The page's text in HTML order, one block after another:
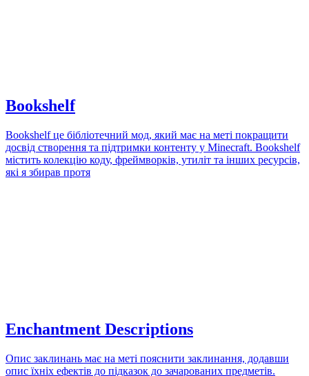
Bookshelf
Bookshelf це бібліотечний мод, який має на меті покращити
досвід створення та підтримки контенту у Minecraft. Bookshelf
містить колекцію коду, фреймворків, утиліт та інших ресурсів,
які я збирав протя
Enchantment Descriptions
Опис заклинань має на меті пояснити заклинання, додавши
опис їхніх ефектів до підказок до зачарованих предметів.